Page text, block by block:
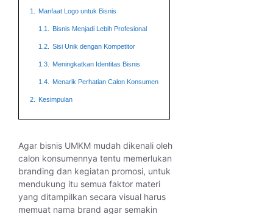
1. Manfaat Logo untuk Bisnis
1.1. Bisnis Menjadi Lebih Profesional
1.2. Sisi Unik dengan Kompetitor
1.3. Meningkatkan Identitas Bisnis
1.4. Menarik Perhatian Calon Konsumen
2. Kesimpulan
Agar bisnis UMKM mudah dikenali oleh
calon konsumennya tentu memerlukan
branding dan kegiatan promosi, untuk
mendukung itu semua faktor materi
yang ditampilkan secara visual harus
memuat nama brand agar semakin